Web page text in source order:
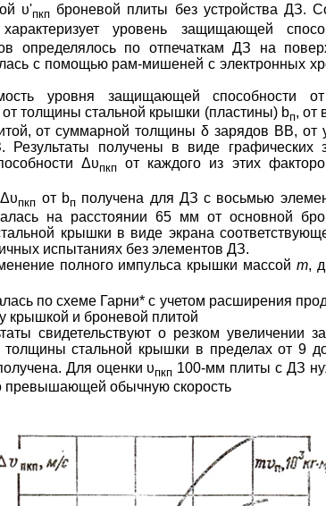
υ'пкп броневой плиты без устройства ДЗ.
уровень защищающей
определялось по отпечаткам ДЗ на
с помощью рам-мишеней с электронных
уровня защищающей способности
толщины стальной крышки (пластины) bп, от
от суммарной толщиныδ зарядов ВВ, от
Результаты получены в виде графических
Δυпкп от каждого из этих
Δυпкп от bп получена для ДЗ с восьмью
на расстоянии 65 мм от основной
крышки в виде экрана
испытаниях без элементов ДЗ.
полного импульса крышки массой m,
по схеме Гарни* с учетом расширения
крышкой и броневой плитой
свидетельствуют о резком увеличении
толщины стальной крышки в пределах от 9
Для оценки υпкп 100-мм плиты с ДЗ
превышающей обычную скорость